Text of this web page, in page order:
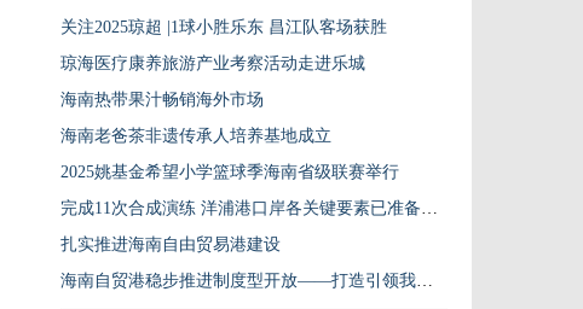
关注2025琼超 |1球小胜乐东 昌江队客场获胜
琼海医疗康养旅游产业考察活动走进乐城
海南热带果汁畅销海外市场
海南老爸茶非遗传承人培养基地成立
2025姚基金希望小学篮球季海南省级联赛举行
完成11次合成演练 洋浦港口岸各关键要素已准备就绪
扎实推进海南自由贸易港建设
海南自贸港稳步推进制度型开放——打造引领我国新时代对外开放的重要门户